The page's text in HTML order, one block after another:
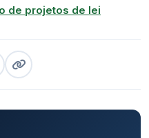
de projetos de lei